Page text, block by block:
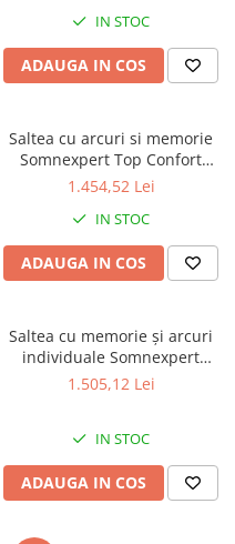
IN STOC
ADAUGA IN COS
Saltea cu arcuri si memorie
Somnexpert Top Confort
160x200x30, fermitate mediu-
manere
1.454,52 Lei
IN STOC
ADAUGA IN COS
Saltea cu memorie și arcuri
individuale Somnexpert
AirCool HD Pocket Spring
1.505,12 Lei
IN STOC
ADAUGA IN COS